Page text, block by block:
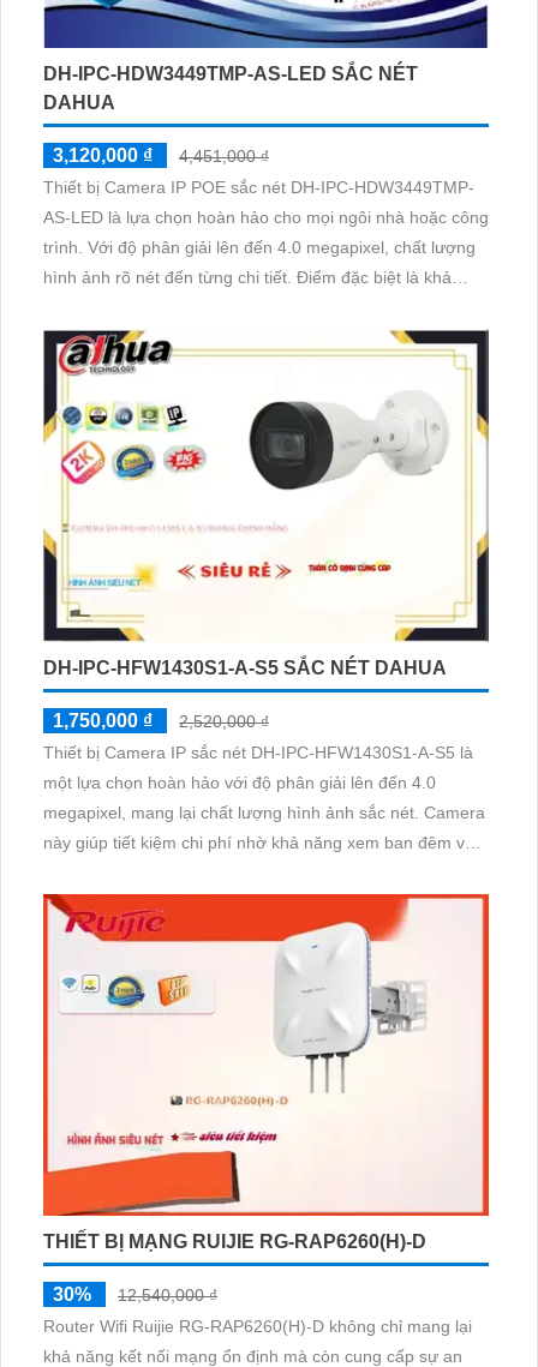
DH-IPC-HDW3449TMP-AS-LED SẮC NÉT
DAHUA
3,120,000 ₫
4,451,000 ₫
Thiết bị Camera IP POE sắc nét DH-IPC-HDW3449TMP-
AS-LED là lựa chọn hoàn hảo cho mọi ngôi nhà hoặc công
trình. Với độ phân giải lên đến 4.0 megapixel, chất lượng
hình ảnh rõ nét đến từng chi tiết. Điểm đặc biệt là khả
cùng khoảng cách xa lên đến 30m
DH-IPC-HFW1430S1-A-S5 SẮC NÉT DAHUA
1,750,000 ₫
2,520,000 ₫
Thiết bị Camera IP sắc nét DH-IPC-HFW1430S1-A-S5 là
một lựa chọn hoàn hảo với độ phân giải lên đến 4.0
megapixel, mang lại chất lượng hình ảnh sắc nét. Camera
này giúp tiết kiệm chi phí nhờ khả năng xem ban đêm với
hình ảnh không bị giảm sút
THIẾT BỊ MẠNG RUIJIE RG-RAP6260(H)-D
30%
12,540,000 ₫
Router Wifi Ruijie RG-RAP6260(H)-D không chỉ mang lại
khả năng kết nối mạng ổn định mà còn cung cấp sự an